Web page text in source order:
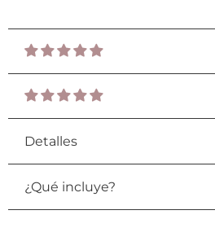
Detalles
¿Qué incluye?